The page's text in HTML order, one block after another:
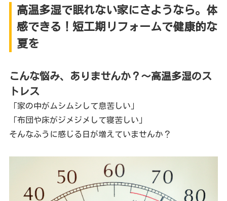
高温多湿で眠れない家にさようなら。体
感できる！短工期リフォームで健康的な
夏を
こんな悩み、ありませんか？〜高温多湿のス
トレス
「家の中がムシムシして息苦しい」
「布団や床がジメジメして寝苦しい」
そんなふうに感じる日が増えていませんか？